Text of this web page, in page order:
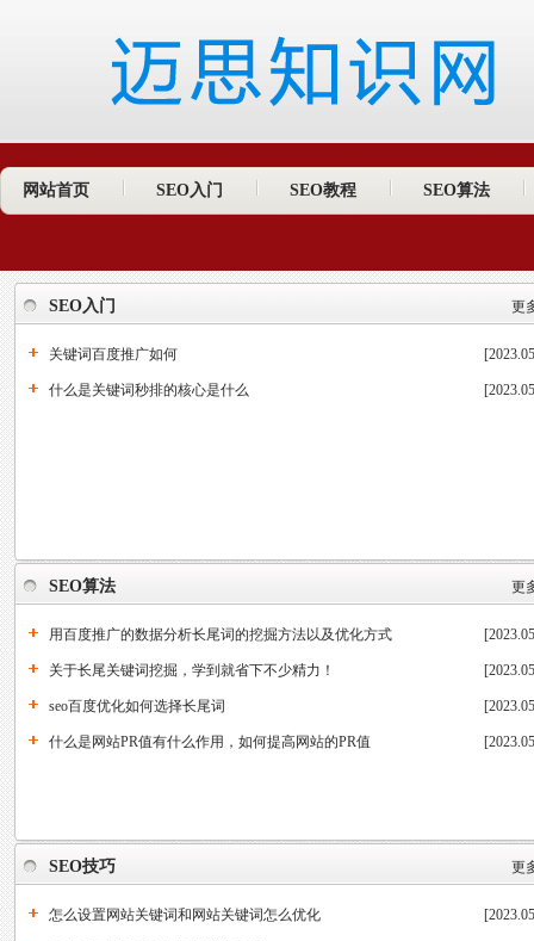
网站首页 SEO入门 SEO教程 SEO算法
SEO入门 更
关键词百度推广如何
什么是关键词秒排的核心是什么
SEO算法 更
用百度推广的数据分析长尾词的挖掘方法以及优化方式
关于长尾关键词挖掘，学到就省下不少精力！
seo百度优化如何选择长尾词
什么是网站PR值有什么作用，如何提高网站的PR值
SEO技巧 更
怎么设置网站关键词和网站关键词怎么优化